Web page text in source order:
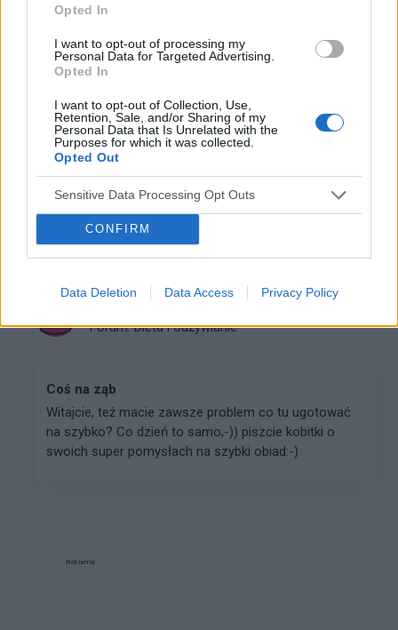
Opted In
I want to opt-out of processing my
Personal Data for Targeted Advertising.
Opted In
I want to opt-out of Collection, Use,
Retention, Sale, and/or Sharing of my
Personal Data that Is Unrelated with the
Purposes for which it was collected.
Opted Out
Sensitive Data Processing Opt Outs
CONFIRM
Data Deletion Data Access Privacy Policy
się podobają bez względu na metkę?
gość
Forum:Moda i styl życia
Jak kupować buty
butyUwielbiam buty, buciki, sandałki i wszelkie możliwe
pantofle. Nie ma nic lepszego niż ładny bucik leżący na
stopie. Szkoda tylko że tak drogie są te na...
Forum:Dieta i odżywianie
Coś na ząb
Witajcie, też macie zawsze problem co tu ugotować
na szybko? Co dzień to samo;-)) piszcie kobitki o
swoich super pomysłach na szybki obiad:-)
Reklama: